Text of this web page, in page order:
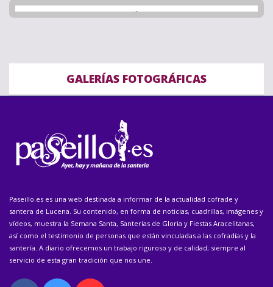
GALERÍAS FOTOGRÁFICAS
Paseillo.es es una web destinada a informar de la actualidad cofrade y
santera de Lucena. Su contenido, en forma de noticias, cuadrillas, imágenes y
vídeos, muestra la Semana Santa, Santerías de Gloria y Fiestas Aracelitanas,
así como el testimonio de personas que están vinculadas a las cofradías y la
santería. A diario ofrecemos un trabajo riguroso y de calidad; siempre al
servicio de esta gran tradición que nos une.